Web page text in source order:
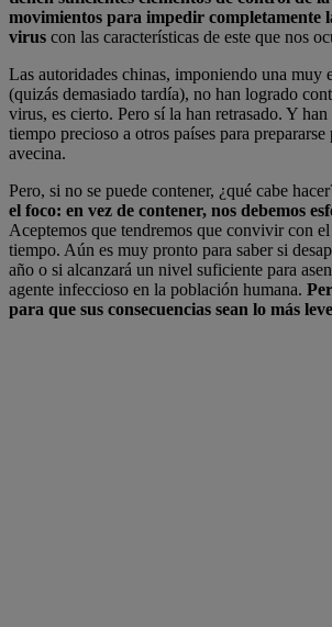
movimientos para impedir completamente
virus con las características de este que nos
Las autoridades chinas, imponiendo una muy
(quizás demasiado tardía), no han logrado
virus, es cierto. Pero sí la han retrasado. Y
tiempo precioso a otros países para prepararse
avecina.
Pero, si no se puede contener, ¿qué cabe
el foco: en vez de contener, nos debemos
Aceptemos que tendremos que convivir con
tiempo. Aún es muy pronto para saber si
año o si alcanzará un nivel suficiente para
agente infeccioso en la población humana.
para que sus consecuencias sean lo más